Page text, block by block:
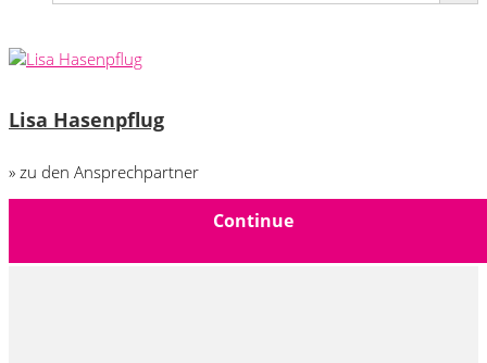
Lisa Hasenpflug
» zu den Ansprechpartner
Continue